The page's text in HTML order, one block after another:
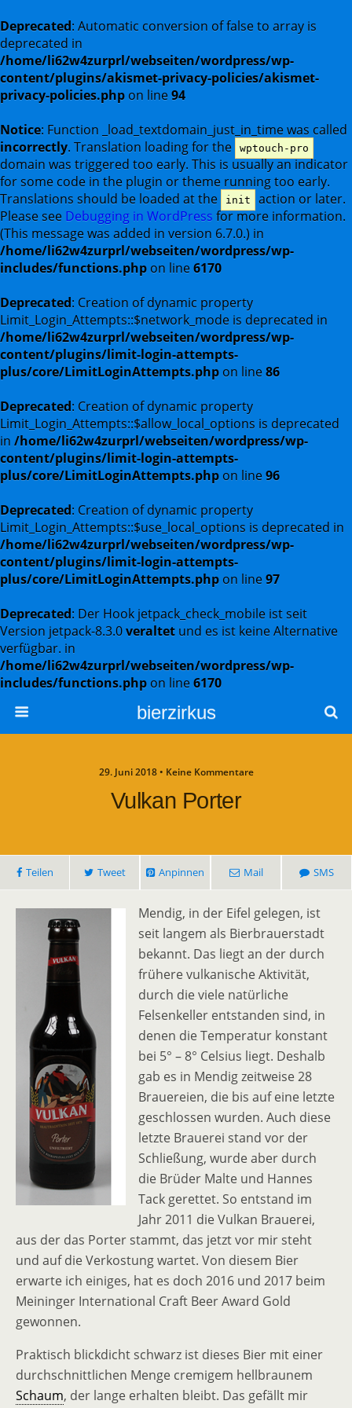
Deprecated: Automatic conversion of false to array is
deprecated in
/home/li62w4zurprl/webseiten/wordpress/wp-
content/plugins/akismet-privacy-policies/akismet-
privacy-policies.php on line94
Notice: Function _load_textdomain_just_in_time was called
incorrectly. Translation loading for the wptouch-pro
domain was triggered too early. This is usually an indicator
for some code in the plugin or theme running too early.
Translations should be loaded at the
init
action or later.
Please see Debugging in WordPress for more information.
(This message was added in version 6.7.0.) in
/home/li62w4zurprl/webseiten/wordpress/wp-
includes/functions.php on line6170
Deprecated: Creation of dynamic property
Limit_Login_Attempts::$network_mode is deprecated in
/home/li62w4zurprl/webseiten/wordpress/wp-
content/plugins/limit-login-attempts-
plus/core/LimitLoginAttempts.php on line86
Deprecated: Creation of dynamic property
Limit_Login_Attempts::$allow_local_options is deprecated
in /home/li62w4zurprl/webseiten/wordpress/wp-
content/plugins/limit-login-attempts-
plus/core/LimitLoginAttempts.php on line96
Deprecated: Creation of dynamic property
Limit_Login_Attempts::$use_local_options is deprecated in
/home/li62w4zurprl/webseiten/wordpress/wp-
content/plugins/limit-login-attempts-
plus/core/LimitLoginAttempts.php on line97
Deprecated: Der Hook jetpack_check_mobile ist seit
Version jetpack-8.3.0veraltet und es ist keine Alternative
verfügbar. in
/home/li62w4zurprl/webseiten/wordpress/wp-
includes/functions.php on line6170
bierzirkus
29. Juni 2018 • Keine Kommentare
Vulkan Porter
Teilen Tweet Anpinnen Mail SMS
Mendig, in der Eifel gelegen, ist
seit langem als Bierbrauerstadt
bekannt. Das liegt an der durch
frühere vulkanische Aktivität,
durch die viele natürliche
Felsenkeller entstanden sind, in
denen die Temperatur konstant
bei 5° – 8° Celsius liegt. Deshalb
gab es in Mendig zeitweise 28
Brauereien, die bis auf eine letzte
geschlossen wurden. Auch diese
letzte Brauerei stand vor der
Schließung, wurde aber durch
die Brüder Malte und Hannes
Tack gerettet. So entstand im
Jahr 2011 die Vulkan Brauerei,
aus der das Porter stammt, das jetzt vor mir steht
und auf die Verkostung wartet. Von diesem Bier
erwarte ich einiges, hat es doch 2016 und 2017 beim
Meininger International Craft Beer Award Gold
gewonnen.
Praktisch blickdicht schwarz ist dieses Bier mit einer
durchschnittlichen Menge cremigem hellbraunem
Schaum, der lange erhalten bleibt. Das gefällt mir